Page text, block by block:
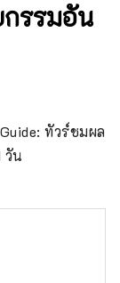
กรรมอัน
ทัวร์ชมผล
วัน